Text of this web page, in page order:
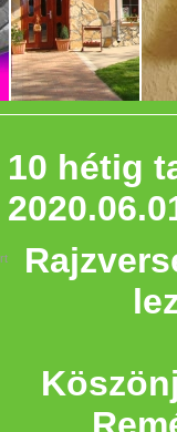
10 hétig